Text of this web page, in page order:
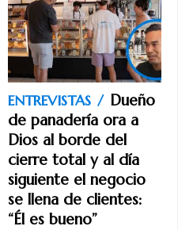
ENTREVISTAS
Dueño
de panadería ora a
Dios al borde del
cierre total y al día
siguiente el negocio
se llena de clientes:
“Él es bueno”